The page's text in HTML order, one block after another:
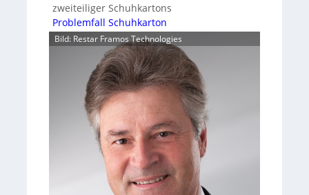
zweiteiliger Schuhkartons
Problemfall Schuhkarton
Bild: Restar Framos Technologies